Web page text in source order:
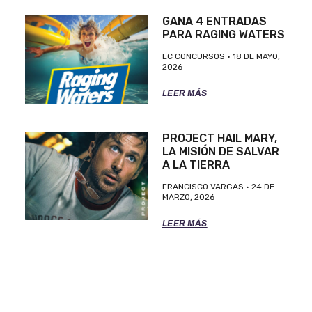
GANA 4 ENTRADAS
PARA RAGING WATERS
EC CONCURSOS
18 DE MAYO,
2026
LEER MÁS
PROJECT HAIL MARY,
LA MISIÓN DE SALVAR
A LA TIERRA
FRANCISCO VARGAS
24 DE
MARZO, 2026
LEER MÁS